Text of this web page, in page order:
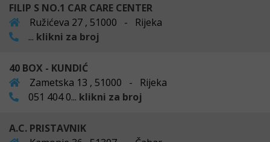
FILIP S NO.1 CAR CARE CENTER
Ružićeva 27 , 51000 - Rijeka
... klikni za broj
40 BOX - KUNDIĆ
Zametska 13 , 51000 - Rijeka
051 404 0... klikni za broj
A.C. PRISTAVNIK